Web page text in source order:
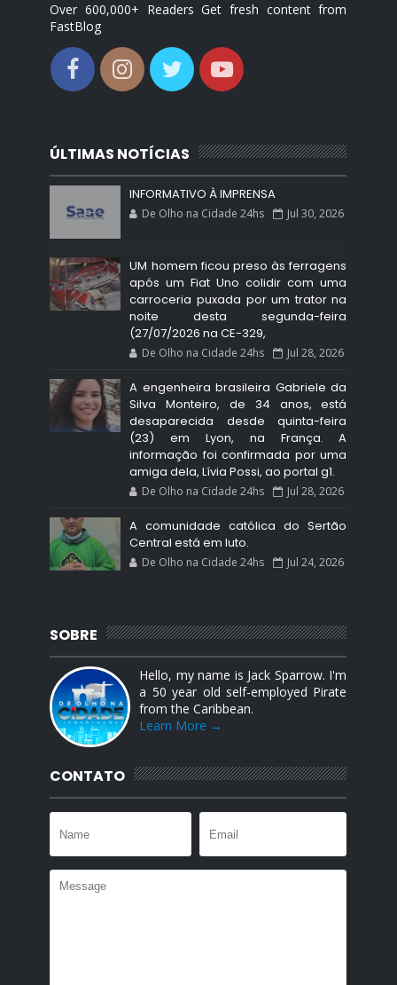
Over 600,000+ Readers Get fresh content from
FastBlog
ÚLTIMAS NOTÍCIAS
INFORMATIVO À IMPRENSA
De Olho na Cidade 24hs Jul 30, 2026
UM homem ficou preso às ferragens
após um Fiat Uno colidir com uma
carroceria puxada por um trator na
noite desta segunda-feira
(27/07/2026 na CE-329,
De Olho na Cidade 24hs Jul 28, 2026
A engenheira brasileira Gabriele da
Silva Monteiro, de 34 anos, está
desaparecida desde quinta-feira
(23) em Lyon, na França. A
informação foi confirmada por uma
amiga dela, Lívia Possi, ao portal g1.
De Olho na Cidade 24hs Jul 28, 2026
A comunidade católica do Sertão
Central está em luto.
De Olho na Cidade 24hs Jul 24, 2026
SOBRE
Hello, my name is Jack Sparrow. I'm
a 50 year old self-employed Pirate
from the Caribbean.
Learn More →
CONTATO